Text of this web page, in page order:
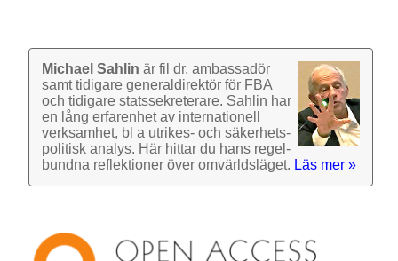
Michael Sahlin är fil dr, ambassadör
samt tidigare general­direktör för FBA
och tidigare stats­sekre­terare. Sahlin har
en lång erfarenhet av inter­nationell
verk­samhet, bl a utrikes- och säkerhets­
politisk analys. Här hittar du hans regel­
bundna reflek­tioner över omvärlds­läget. Läs mer »